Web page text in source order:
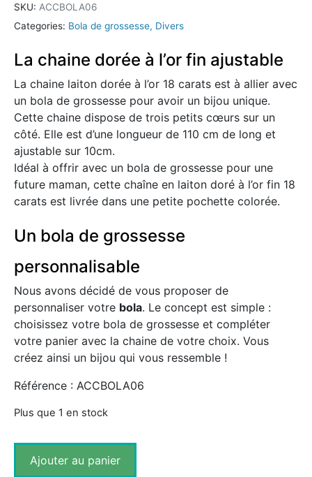
SKU: ACCBOLA06
Categories: Bola de grossesse, Divers
La chaine dorée à l’or fin ajustable
La chaine laiton dorée à l’or 18 carats est à allier avec
un bola de grossesse pour avoir un bijou unique.
Cette chaine dispose de trois petits cœurs sur un
côté. Elle est d’une longueur de 110 cm de long et
ajustable sur 10cm.
Idéal à offrir avec un bola de grossesse pour une
future maman, cette chaîne en laiton doré à l’or fin 18
carats est livrée dans une petite pochette colorée.
Un bola de grossesse
personnalisable
Nous avons décidé de vous proposer de
personnaliser votre bola. Le concept est simple :
choisissez votre bola de grossesse et compléter
votre panier avec la chaine de votre choix. Vous
créez ainsi un bijou qui vous ressemble !
Référence : ACCBOLA06
Plus que 1 en stock
Ajouter au panier